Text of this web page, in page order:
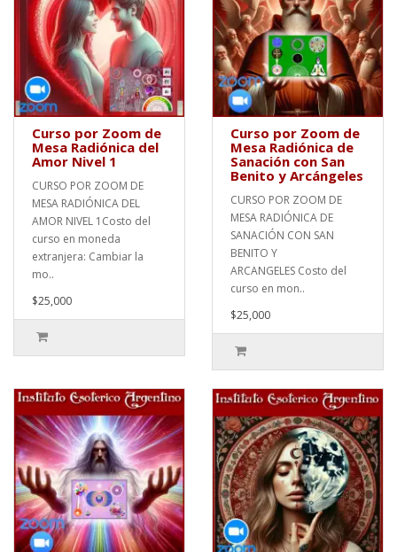
Curso por Zoom de
Mesa Radiónica del
Amor Nivel 1
CURSO POR ZOOM DE
MESA RADIÓNICA DEL
AMOR NIVEL 1Costo del
curso en moneda
extranjera: Cambiar la
mo..
$25,000
Curso por Zoom de
Mesa Radiónica de
Sanación con San
Benito y Arcángeles
CURSO POR ZOOM DE
MESA RADIÓNICA DE
SANACIÓN CON SAN
BENITO Y
ARCANGELES Costo del
curso en mon..
$25,000